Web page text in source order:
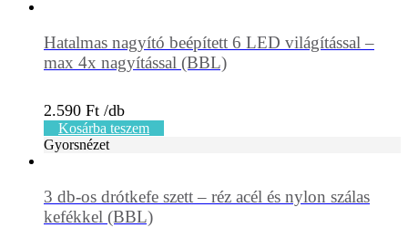
Hatalmas nagyító beépített 6 LED világítással –
max 4x nagyítással (BBL)
2.590 Ft
Kosárba teszem
Gyorsnézet
3 db-os drótkefe szett – réz acél és nylon szálas
kefékkel (BBL)